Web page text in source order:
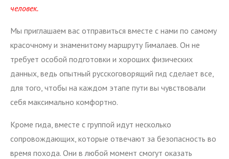
человек.
Мы приглашаем вас отправиться вместе с нами по самому
красочному и знаменитому маршруту Гималаев. Он не
требует особой подготовки и хороших физических
данных, ведь опытный русскоговорящий гид сделает все,
для того, чтобы на каждом этапе пути вы чувствовали
себя максимально комфортно.
Кроме гида, вместе с группой идут несколько
сопровождающих, которые отвечают за безопасность во
время похода. Они в любой момент смогут оказать